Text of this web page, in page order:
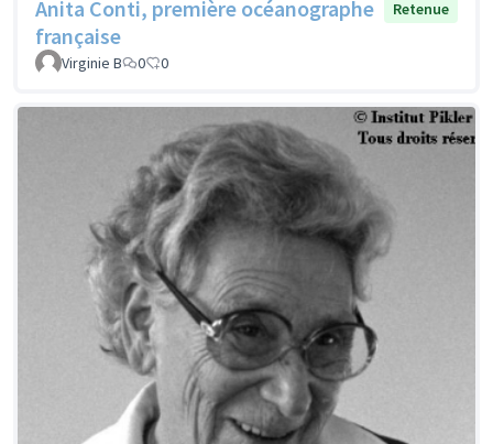
Anita Conti, première océanographe
française
Retenue
Virginie B 0 0